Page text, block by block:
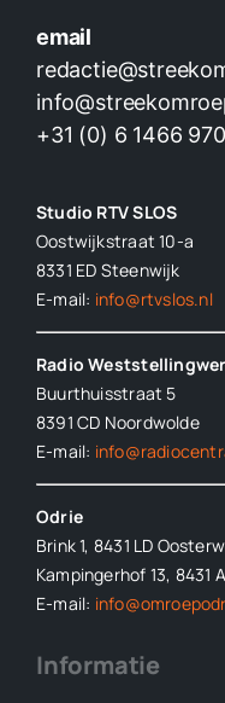
email
+31 (0) 6 1466
Studio RTV SLOS
Oostwijkstraat 10-a
8331 ED Steenwijk
E-mail: info@rtvslos.nl
Radio
Buurthuisstraat 5
8391 CD Noordwolde
E-mail:
Odrie
Brink 1, 8431 LD
Kampingerhof 13, 8431
E-mail:
Informatie